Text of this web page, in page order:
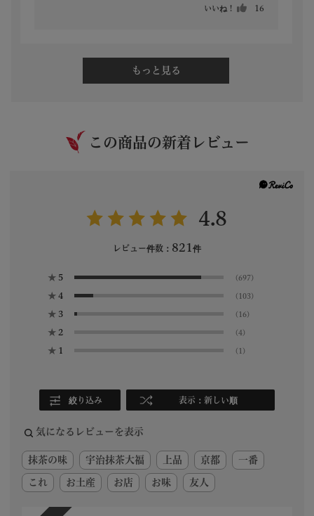
いいね！ 16
もっと見る
この商品の新着レビュー
4.8
レビュー件数： 821 件
★ 5 (697)
★ 4 (103)
★ 3 (16)
★ 2 (4)
★ 1 (1)
絞り込み 表示：新しい順
気になるレビューを表示
抹茶の味 宇治抹茶大福 上品 京都 一番
これ お土産 お店 お味 友人